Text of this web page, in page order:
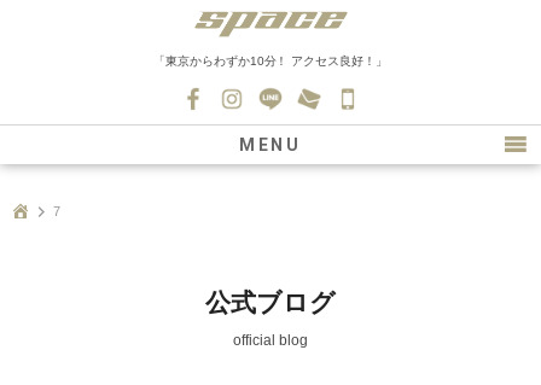
「東京からわずか10分！ アクセス良好！」
0139
MENU
新車情報
在庫車情報
7
公式ブログ
official blog